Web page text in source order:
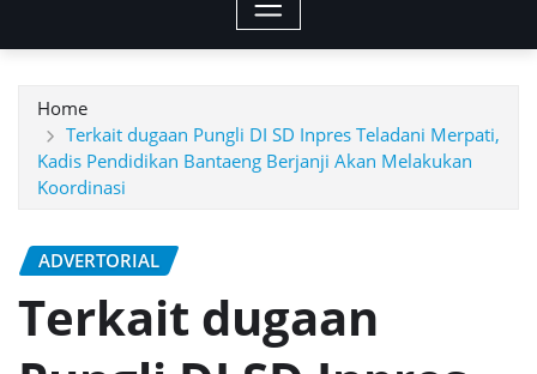
Home
Terkait dugaan Pungli DI SD Inpres Teladani Merpati,
Kadis Pendidikan Bantaeng Berjanji Akan Melakukan
Koordinasi
ADVERTORIAL
Terkait dugaan